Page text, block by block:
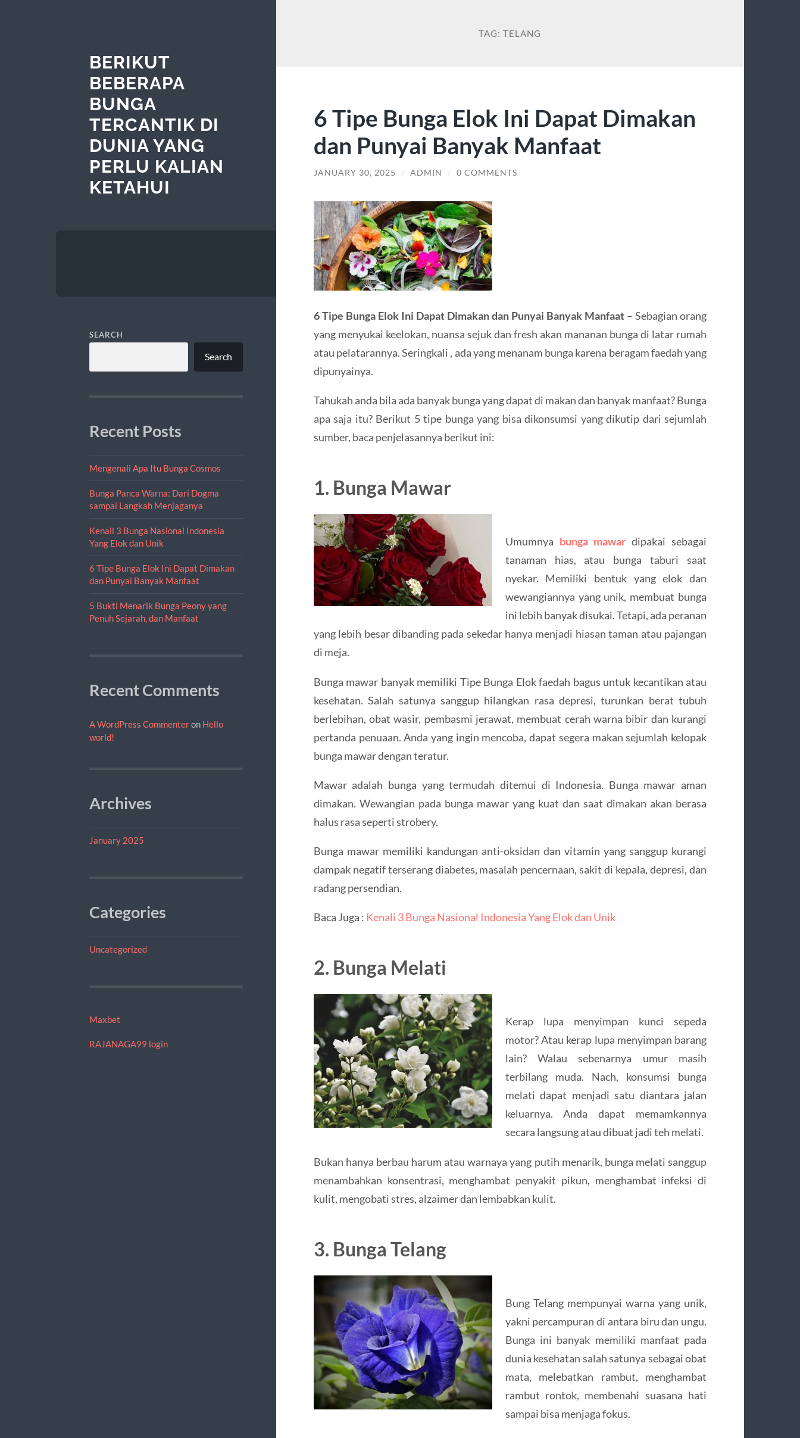
BERIKUT
BEBERAPA
BUNGA
TERCANTIK DI
DUNIA YANG
PERLU KALIAN
KETAHUI
SEARCH
Search
Recent Posts
Mengenali Apa Itu Bunga Cosmos
Bunga Panca Warna: Dari Dogma
sampai Langkah Menjaganya
Kenali 3 Bunga Nasional Indonesia
Yang Elok dan Unik
6 Tipe Bunga Elok Ini Dapat Dimakan
dan Punyai Banyak Manfaat
5 Bukti Menarik Bunga Peony yang
Penuh Sejarah, dan Manfaat
Recent Comments
A WordPress Commenteron Hello
world!
Archives
January 2025
Categories
Uncategorized
Maxbet
RAJANAGA99 login
TAG:TELANG
6 Tipe Bunga Elok Ini Dapat Dimakan
dan Punyai Banyak Manfaat
JANUARY 30, 2025 / ADMIN / 0 COMMENTS
6 Tipe Bunga Elok Ini Dapat Dimakan dan Punyai Banyak Manfaat– Sebagian orang
yang menyukai keelokan, nuansa sejuk dan fresh akan mananan bunga di latar rumah
atau pelatarannya. Seringkali , ada yang menanam bunga karena beragam faedah yang
dipunyainya.
Tahukah anda bila ada banyak bunga yang dapat di makan dan banyak manfaat? Bunga
apa saja itu? Berikut 5 tipe bunga yang bisa dikonsumsi yang dikutip dari sejumlah
sumber, baca penjelasannya berikut ini:
1. Bunga Mawar
Umumnya bunga mawar dipakai sebagai
tanaman hias, atau bunga taburi saat
nyekar. Memiliki bentuk yang elok dan
wewangiannya yang unik, membuat bunga
ini lebih banyak disukai. Tetapi, ada peranan
yang lebih besar dibanding pada sekedar hanya menjadi hiasan taman atau pajangan
di meja.
Bunga mawar banyak memiliki Tipe Bunga Elok faedah bagus untuk kecantikan atau
kesehatan. Salah satunya sanggup hilangkan rasa depresi, turunkan berat tubuh
berlebihan, obat wasir, pembasmi jerawat, membuat cerah warna bibir dan kurangi
pertanda penuaan. Anda yang ingin mencoba, dapat segera makan sejumlah kelopak
bunga mawar dengan teratur.
Mawar adalah bunga yang termudah ditemui di Indonesia. Bunga mawar aman
dimakan. Wewangian pada bunga mawar yang kuat dan saat dimakan akan berasa
halus rasa seperti strobery.
Bunga mawar memiliki kandungan anti-oksidan dan vitamin yang sanggup kurangi
dampak negatif terserang diabetes, masalah pencernaan, sakit di kepala, depresi, dan
radang persendian.
Baca Juga : Kenali 3 Bunga Nasional Indonesia Yang Elok dan Unik
2. Bunga Melati
Kerap lupa menyimpan kunci sepeda
motor? Atau kerap lupa menyimpan barang
lain? Walau sebenarnya umur masih
terbilang muda. Nach, konsumsi bunga
melati dapat menjadi satu diantara jalan
keluarnya. Anda dapat memamkannya
secara langsung atau dibuat jadi teh melati.
Bukan hanya berbau harum atau warnaya yang putih menarik, bunga melati sanggup
menambahkan konsentrasi, menghambat penyakit pikun, menghambat infeksi di
kulit, mengobati stres, alzaimer dan lembabkan kulit.
3. Bunga Telang
Bung Telang mempunyai warna yang unik,
yakni percampuran di antara biru dan ungu.
Bunga ini banyak memiliki manfaat pada
dunia kesehatan salah satunya sebagai obat
mata, melebatkan rambut, menghambat
rambut rontok, membenahi suasana hati
sampai bisa menjaga fokus.